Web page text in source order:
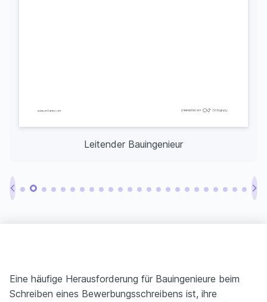
Leitender Bauingenieur
Eine häufige Herausforderung für Bauingenieure beim
Schreiben eines Bewerbungsschreibens ist, ihre